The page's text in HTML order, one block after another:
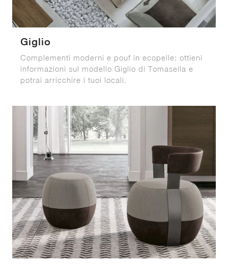
Giglio
Complementi moderni e pouf in ecopelle: ottieni
informazioni sul modello Giglio di Tomasella e
potrai arricchire i tuoi locali.